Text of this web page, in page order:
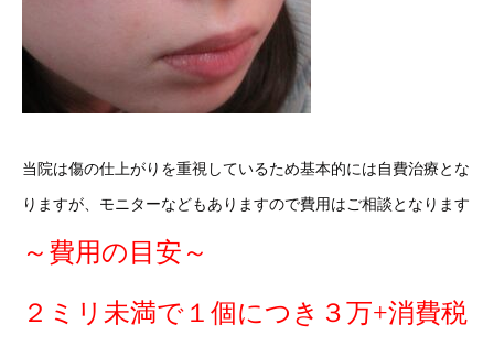
当院は傷の仕上がりを重視しているため基本的には自費治療とな
りますが、モニターなどもありますので費用はご相談となります
～費用の目安～
２ミリ未満で１個につき３万+消費税